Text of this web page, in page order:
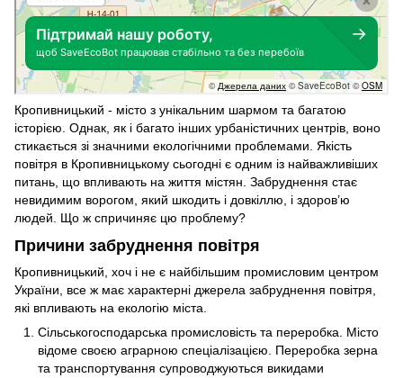
Кропивницький - місто з унікальним шармом та багатою
історією. Однак, як і багато інших урбаністичних центрів, воно
стикається зі значними екологічними проблемами. Якість
повітря в Кропивницькому сьогодні є одним із найважливіших
питань, що впливають на життя містян. Забруднення стає
невидимим ворогом, який шкодить і довкіллю, і здоров’ю
людей. Що ж спричиняє цю проблему?
Причини забруднення повітря
Кропивницький, хоч і не є найбільшим промисловим центром
України, все ж має характерні джерела забруднення повітря,
які впливають на екологію міста.
Сільськогосподарська промисловість та переробка. Місто
відоме своєю аграрною спеціалізацією. Переробка зерна
та транспортування супроводжуються викидами